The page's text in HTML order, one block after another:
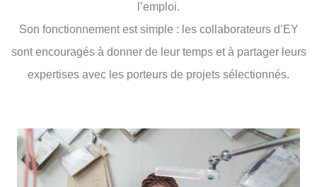
l’emploi.
Son fonctionnement est simple : les collaborateurs d’EY
sont encouragés à donner de leur temps et à partager leurs
expertises avec les porteurs de projets sélectionnés.